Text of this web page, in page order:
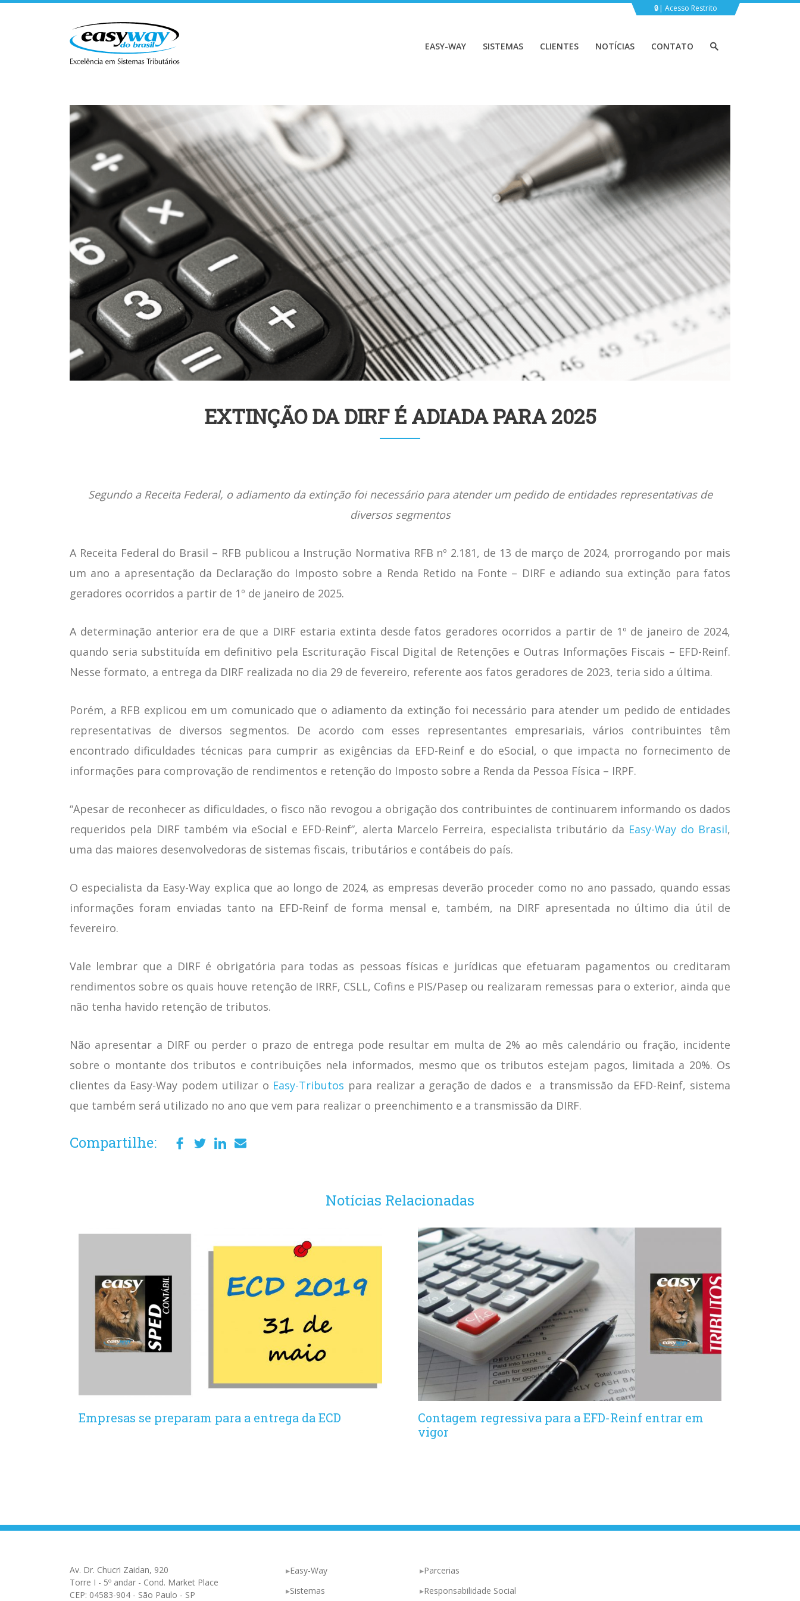
Acesso Restrito
EASY-WAY SISTEMAS CLIENTES NOTÍCIAS CONTATO
EXTINÇÃO DA DIRF É ADIADA PARA 2025
Segundo a Receita Federal, o adiamento da extinção foi necessário para atender um pedido de entidades representativas de
diversos segmentos
A Receita Federal do Brasil – RFB publicou a Instrução Normativa RFB nº 2.181, de 13 de março de 2024, prorrogando por mais
um ano a apresentação da Declaração do Imposto sobre a Renda Retido na Fonte – DIRF e adiando sua extinção para fatos
geradores ocorridos a partir de 1º de janeiro de 2025.
A determinação anterior era de que a DIRF estaria extinta desde fatos geradores ocorridos a partir de 1º de janeiro de 2024,
quando seria substituída em definitivo pela Escrituração Fiscal Digital de Retenções e Outras Informações Fiscais – EFD-Reinf.
Nesse formato, a entrega da DIRF realizada no dia 29 de fevereiro, referente aos fatos geradores de 2023, teria sido a última.
Porém, a RFB explicou em um comunicado que o adiamento da extinção foi necessário para atender um pedido de entidades
representativas de diversos segmentos. De acordo com esses representantes empresariais, vários contribuintes têm
encontrado dificuldades técnicas para cumprir as exigências da EFD-Reinf e do eSocial, o que impacta no fornecimento de
informações para comprovação de rendimentos e retenção do Imposto sobre a Renda da Pessoa Física – IRPF.
“Apesar de reconhecer as dificuldades, o fisco não revogou a obrigação dos contribuintes de continuarem informando os dados
requeridos pela DIRF também via eSocial e EFD-Reinf”, alerta Marcelo Ferreira, especialista tributário da Easy-Way do Brasil,
uma das maiores desenvolvedoras de sistemas fiscais, tributários e contábeis do país.
O especialista da Easy-Way explica que ao longo de 2024, as empresas deverão proceder como no ano passado, quando essas
informações foram enviadas tanto na EFD-Reinf de forma mensal e, também, na DIRF apresentada no último dia útil de
fevereiro.
Vale lembrar que a DIRF é obrigatória para todas as pessoas físicas e jurídicas que efetuaram pagamentos ou creditaram
rendimentos sobre os quais houve retenção de IRRF, CSLL, Cofins e PIS/Pasep ou realizaram remessas para o exterior, ainda que
não tenha havido retenção de tributos.
Não apresentar a DIRF ou perder o prazo de entrega pode resultar em multa de 2% ao mês calendário ou fração, incidente
sobre o montante dos tributos e contribuições nela informados, mesmo que os tributos estejam pagos, limitada a 20%. Os
clientes da Easy-Way podem utilizar o Easy-Tributos para realizar a geração de dados e a transmissão da EFD-Reinf, sistema
que também será utilizado no ano que vem para realizar o preenchimento e a transmissão da DIRF.
Compartilhe:
Notícias Relacionadas
Empresas se preparam para a entrega da ECD
Contagem regressiva para a EFD-Reinf entrar em
vigor
Av. Dr. Chucri Zaidan, 920
Torre I - 5º andar - Cond. Market Place
CEP: 04583-904 - São Paulo - SP
Easy-Way
Sistemas
Parcerias
Responsabilidade Social